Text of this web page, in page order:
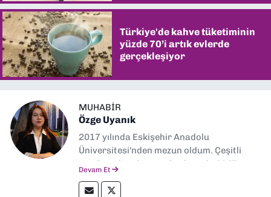
Türkiye'de kahve tüketiminin
yüzde 70’i artık evlerde
gerçekleşiyor
MUHABIR
Özge Uyanık
2017 yılında Eskişehir Anadolu
Üniversitesi'nden mezun oldum. Çeşitli
yerel ve ulusal gazetelerde muhabirlik
hakları alanlarında haberler üretmeye
Devam Et